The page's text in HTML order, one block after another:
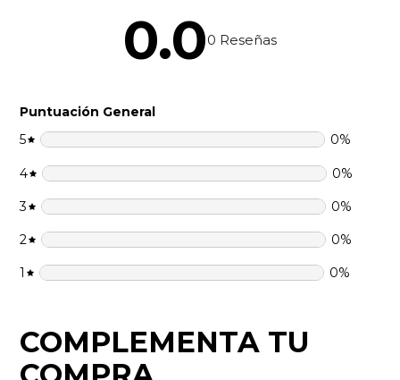
0.00 Reseñas
Puntuación General
5
0%
4 0%
3 0%
2 0%
1 0%
COMPLEMENTA TU